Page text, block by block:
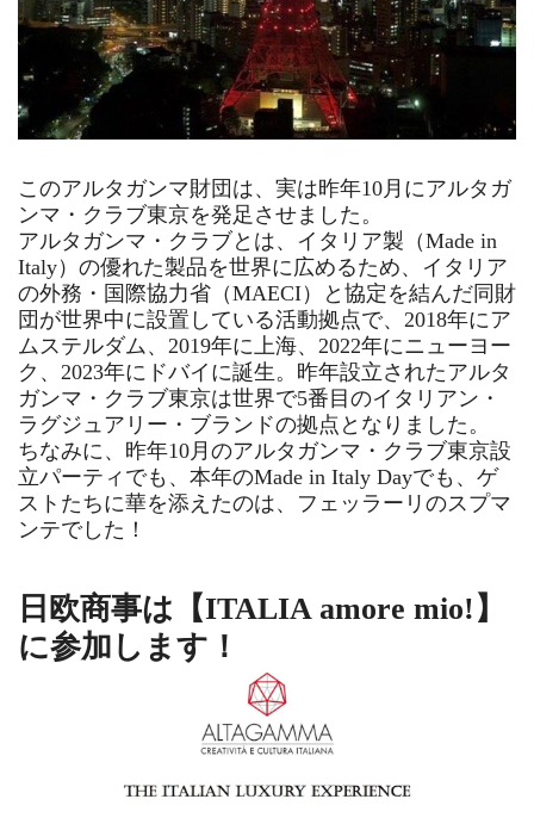
このアルタガンマ財団は、実は昨年10月にアルタガ
ンマ・クラブ東京を発足させました。
アルタガンマ・クラブとは、イタリア製（Made in
Italy）の優れた製品を世界に広めるため、イタリア
の外務・国際協力省（MAECI）と協定を結んだ同財
団が世界中に設置している活動拠点で、2018年にア
ムステルダム、2019年に上海、2022年にニューヨー
ク、2023年にドバイに誕生。昨年設立されたアルタ
ガンマ・クラブ東京は世界で5番目のイタリアン・
ラグジュアリー・ブランドの拠点となりました。
ちなみに、昨年10月のアルタガンマ・クラブ東京設
立パーティでも、本年のMade in Italy Dayでも、ゲ
ストたちに華を添えたのは、フェッラーリのスプマ
ンテでした！
日欧商事は【ITALIA ️amore mio!】
に参加します！️